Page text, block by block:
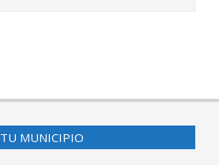
TU MUNICIPIO